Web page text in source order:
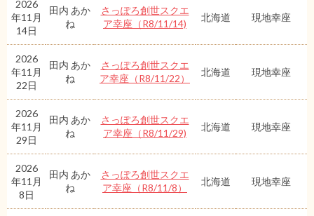
2026
年11月
14日
田内 あか
ね
さっぽろ創世スクエ
ア幸座（R8/11/14)
北海道 現地幸座
2026
年11月
22日
田内 あか
ね
さっぽろ創世スクエ
ア幸座（R8/11/22）
北海道 現地幸座
2026
年11月
29日
田内 あか
ね
さっぽろ創世スクエ
ア幸座（R8/11/29)
北海道 現地幸座
2026
年11月
8日
田内 あか
ね
さっぽろ創世スクエ
ア幸座（R8/11/8）
北海道 現地幸座